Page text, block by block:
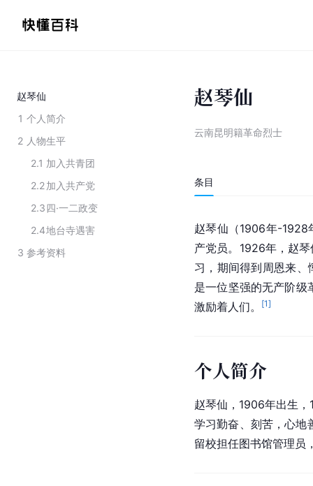
赵琴仙
1 个人简介
2 人物生平
2.1 加入共青团
2.2加入共产党
2.3四·一二政变
2.4地台寺遇害
3 参考资料
赵琴仙
云南昆明籍革命烈士
条目
赵琴仙（1906年-
产党员。1926年，赵
习，期间得到周恩来、
是一位坚强的无产阶
激励着人们。
[1]
个人简介
赵琴仙，1906年出生
学习勤奋、刻苦，心地
留校担任图书馆管理员